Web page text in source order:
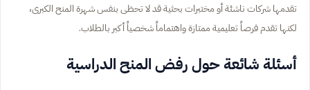
تقدمها شركات ناشئة أو مختبرات بحثية قد لا تحظى بنفس شهرة المنح الكبرى،
لكنها تقدم فرصاً تعليمية ممتازة واهتماماً شخصياً أكبر بالطلاب.
أسئلة شائعة حول رفض المنح الدراسية